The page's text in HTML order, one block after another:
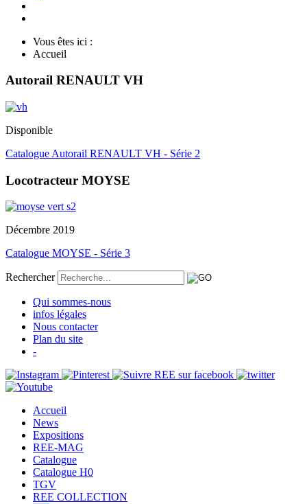
Vous êtes ici :
Accueil
Autorail RENAULT VH
Disponible
Catalogue Autorail RENAULT VH - Série 2
Locotracteur MOYSE
Décembre 2019
Catalogue MOYSE - Série 3
Rechercher
Qui sommes-nous
infos légales
Nous contacter
Plan du site
-
Accueil
News
Expositions
REE-MAG
Catalogue
Catalogue H0
TGV
REE COLLECTION